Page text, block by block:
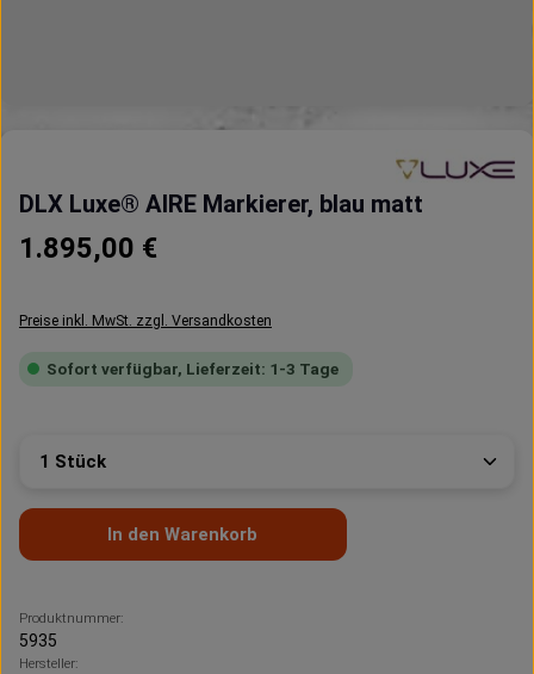
DLX Luxe® AIRE Markierer, blau matt
Regulärer Preis:
1.895,00 €
Preise inkl. MwSt. zzgl. Versandkosten
Sofort verfügbar, Lieferzeit: 1-3 Tage
Produkt Anzahl: Gib den gewünschten Wert ein
In den Warenkorb
Produktnummer:
5935
Hersteller: